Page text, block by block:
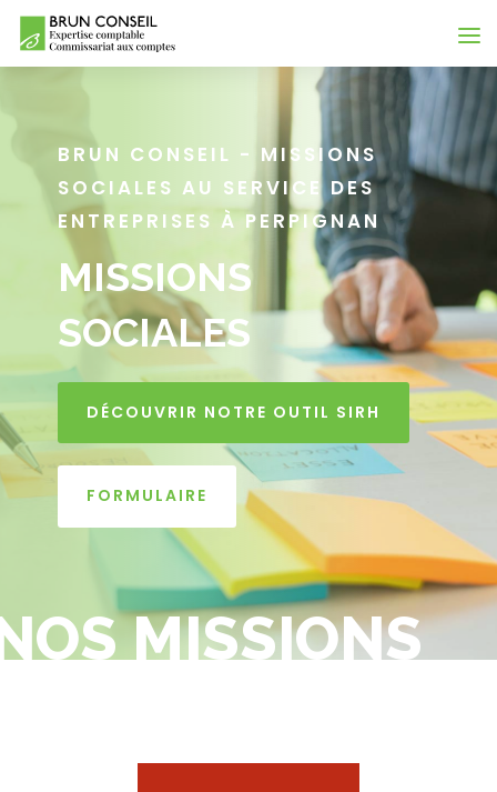
BRUN CONSEIL - MISSIONS
SOCIALES AU SERVICE DES
ENTREPRISES À PERPIGNAN
MISSIONS
SOCIALES
DÉCOUVRIR NOTRE OUTIL SIRH
FORMULAIRE
MISSIONS